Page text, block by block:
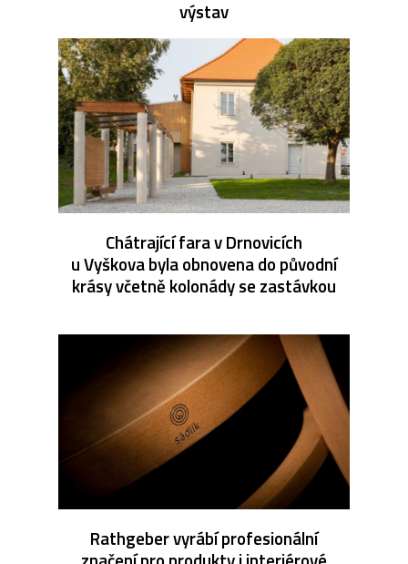
výstav
Chátrající fara v Drnovicích
u Vyškova byla obnovena do původní
krásy včetně kolonády se zastávkou
Rathgeber vyrábí profesionální